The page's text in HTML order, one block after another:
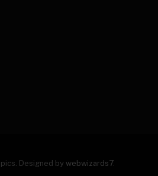
Designed by webwizards7.